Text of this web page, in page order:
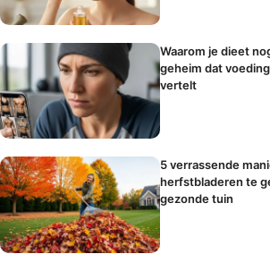
Waarom je dieet
geheim dat
vertelt
5 verrassende
herfstbladeren te
gezonde tuin